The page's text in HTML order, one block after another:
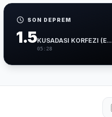
SON DEPREM
1.5 KUSADASI KORFEZI (EGE DENIZI)
05:28